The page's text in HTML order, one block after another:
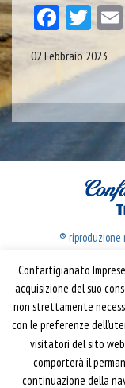
02 Febbraio 2023
® riproduzione
Via S.
Confartigianato
acquisizione del suo
non strettamente
con le preferenze
visitatori del sito
comporterà il
continuazione della